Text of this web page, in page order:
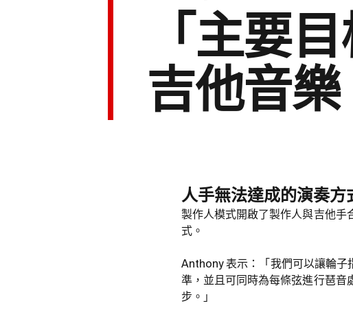
「主要
吉他音樂
人手無法達成的演奏方
製作人模式開啟了製作人與吉他手
式。
Anthony 表示：「我們可以讓輪子
準，並且可同時為每條弦進行琶音
步。」